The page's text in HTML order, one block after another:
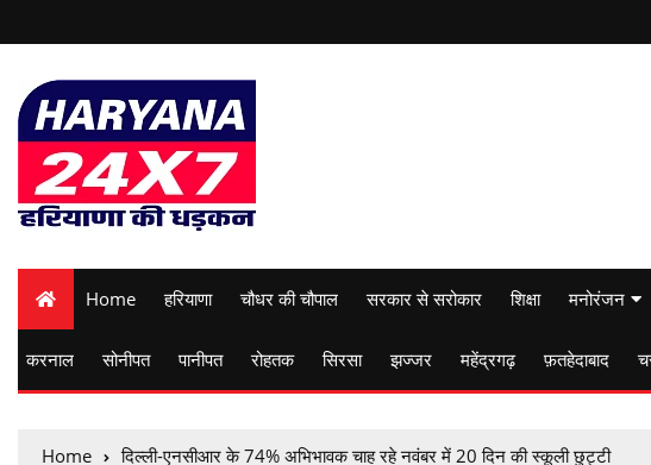
Home हरियाणा चौधर की चौपाल सरकार से सरोकार शिक्षा मनोरंजन
करनाल सोनीपत पानीपत रोहतक सिरसा झज्जर महेंद्रगढ़ फ़तहेदाबाद
Home दिल्ली-एनसीआर के 74% अभिभावक चाह रहे नवंबर में 20 दिन की स्कूली छुट्टी